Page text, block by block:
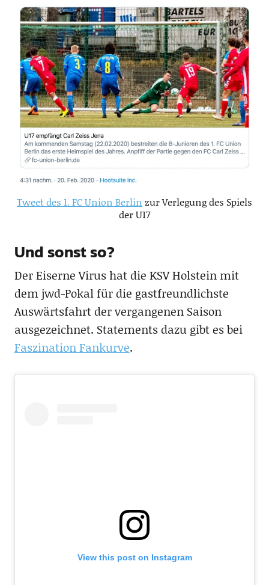
Tweet des 1. FC Union Berlin zur Verlegung des Spiels
der U17
Und sonst so?
Der Eiserne Virus hat die KSV Holstein mit
dem jwd-Pokal für die gastfreundlichste
Auswärtsfahrt der vergangenen Saison
ausgezeichnet. Statements dazu gibt es bei
Faszination Fankurve.
View this post on Instagram